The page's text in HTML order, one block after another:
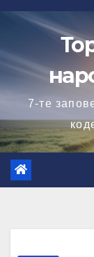
Skip
content
7-те